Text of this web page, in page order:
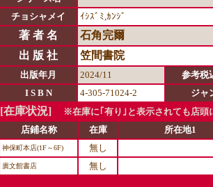
チョシャメイ
ｲｼｽﾞﾐ,ｶﾝｼﾞ
著 者 名
石角完爾
出 版 社
笠間書院
出版年月 2024/11
参考税
I S B N
4-305-71024-2 ジャ
[在庫状況]
※在庫に｢有り｣と表示されても店頭
店鋪名称
在庫 所在地1
神保町本店(1F～6F) 無し
廣文館書店 無し